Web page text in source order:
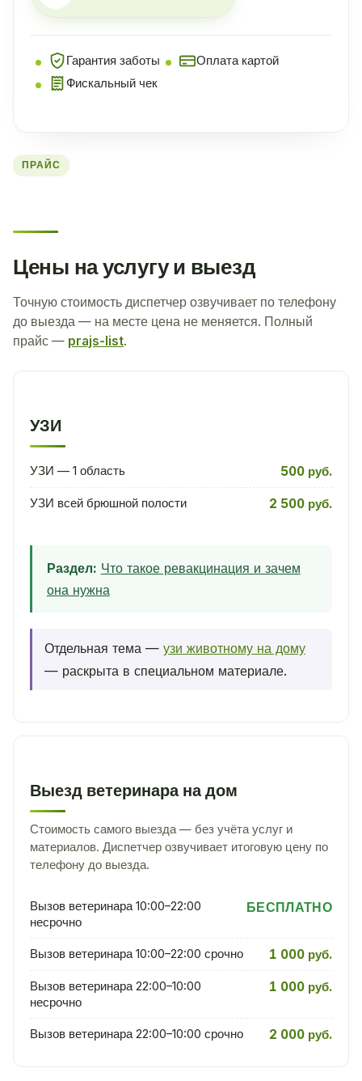
Гарантия заботы
Оплата картой
Фискальный чек
ПРАЙС
Цены на услугу и выезд
Точную стоимость диспетчер озвучивает по телефону
до выезда — на месте цена не меняется. Полный
прайс — prajs-list.
УЗИ
УЗИ — 1 область 500 руб.
УЗИ всей брюшной полости 2 500 руб.
Раздел: Что такое ревакцинация и зачем
она нужна
Отдельная тема — узи животному на дому
— раскрыта в специальном материале.
Выезд ветеринара на дом
Стоимость самого выезда — без учёта услуг и
материалов. Диспетчер озвучивает итоговую цену по
телефону до выезда.
Вызов ветеринара 10:00–22:00
несрочно
БЕСПЛАТНО
Вызов ветеринара 10:00–22:00 срочно 1 000 руб.
Вызов ветеринара 22:00–10:00
несрочно
1 000 руб.
Вызов ветеринара 22:00–10:00 срочно 2 000 руб.